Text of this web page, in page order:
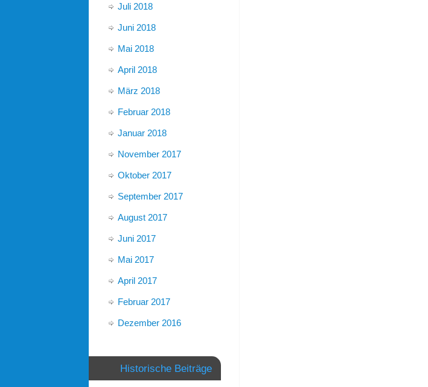
Juli 2018
Juni 2018
Mai 2018
April 2018
März 2018
Februar 2018
Januar 2018
November 2017
Oktober 2017
September 2017
August 2017
Juni 2017
Mai 2017
April 2017
Februar 2017
Dezember 2016
Historische Beiträge